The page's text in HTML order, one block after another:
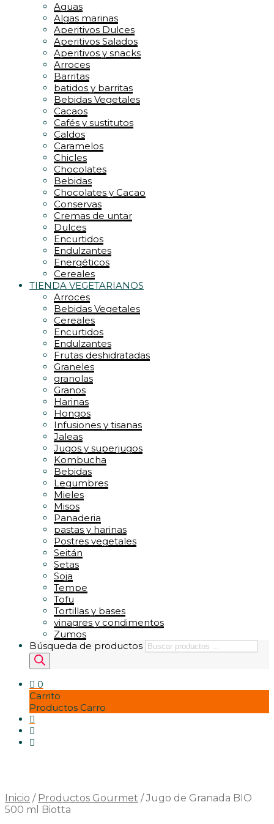
Aguas
Algas marinas
Aperitivos Dulces
Aperitivos Salados
Aperitivos y snacks
Arroces
Barritas
batidos y barritas
Bebidas Vegetales
Cacaos
Cafés y sustitutos
Caldos
Caramelos
Chicles
Chocolates
Bebidas
Chocolates y Cacao
Conservas
Cremas de untar
Dulces
Encurtidos
Endulzantes
Energéticos
Cereales
TIENDA VEGETARIANOS
Arroces
Bebidas Vegetales
Cereales
Encurtidos
Endulzantes
Frutas deshidratadas
Graneles
granolas
Granos
Harinas
Hongos
Infusiones y tisanas
Jaleas
Jugos y superjugos
Kombucha
Bebidas
Legumbres
Mieles
Misos
Panaderia
pastas y harinas
Postres vegetales
Seitán
Setas
Soja
Tempe
Tofu
Tortillas y bases
vinagres y condimentos
Zumos
Búsqueda de productos
0
Carrito
Productos Carro
Inicio / Productos Gourmet /Jugo de Granada BIO
500 ml Biotta